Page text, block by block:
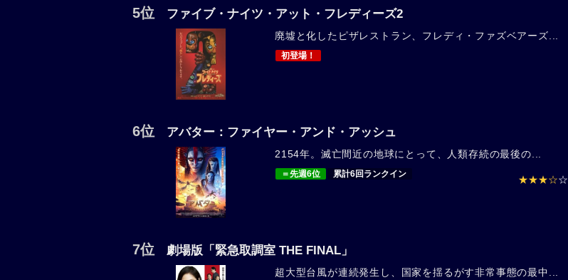
5位 ファイブ・ナイツ・アット・フレディーズ2
廃墟と化したピザレストラン、フレディ・ファズベアーズ...
初登場！
6位 アバター：ファイヤー・アンド・アッシュ
2154年。滅亡間近の地球にとって、人類存続の最後の...
＝先週6位 累計6回ランクイン ★★★☆☆
7位 劇場版「緊急取調室 THE FINAL」
超大型台風が連続発生し、国家を揺るがす非常事態の最中...